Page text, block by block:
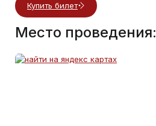
Купить билет
Место проведения: